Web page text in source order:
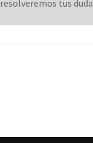
tus